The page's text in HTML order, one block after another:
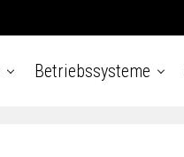
Betriebssysteme